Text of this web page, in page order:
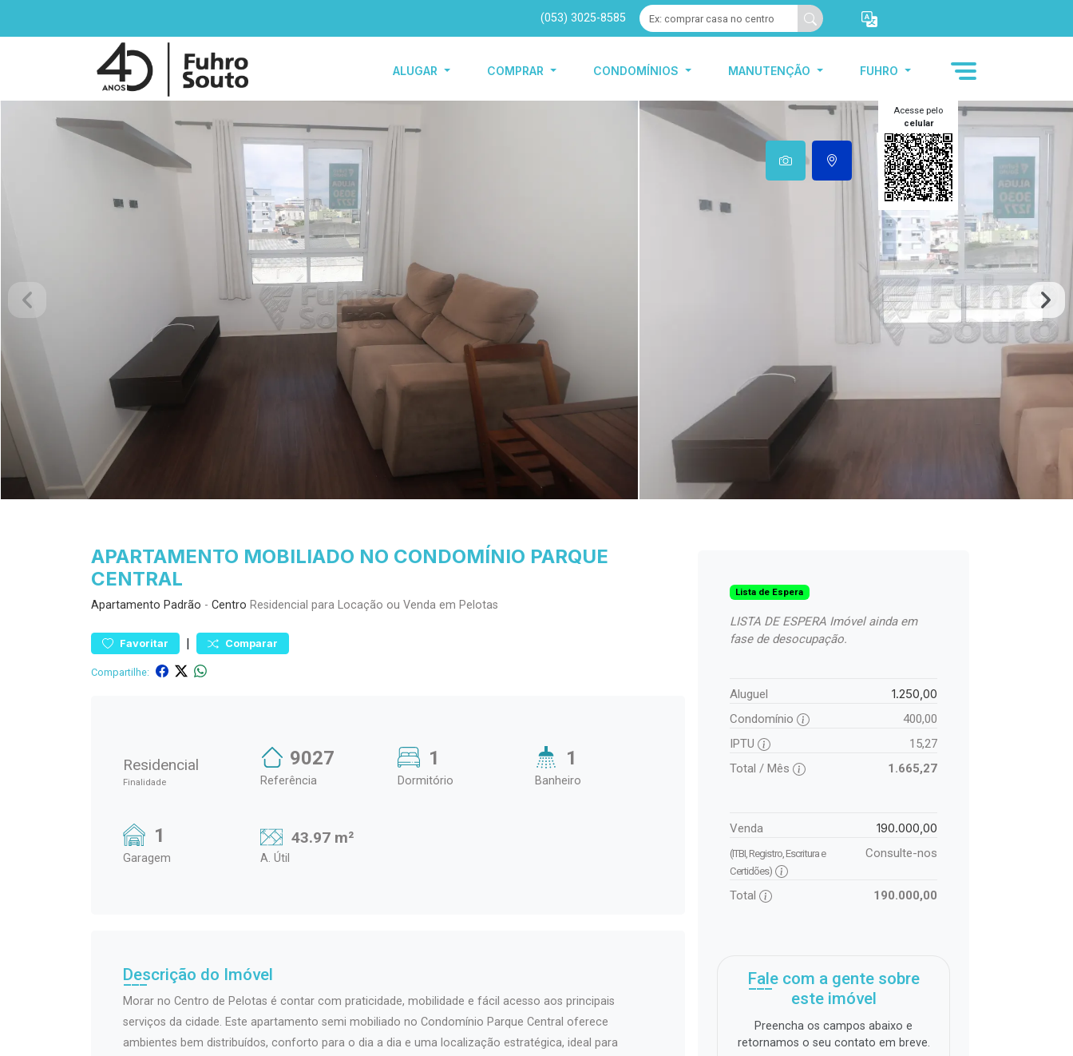
(053) 3025-8585
ALUGAR COMPRAR CONDOMÍNIOS MANUTENÇÃO FUHRO
Acesse pelo
celular
APARTAMENTO MOBILIADO NO CONDOMÍNIO PARQUE
CENTRAL
Apartamento Padrão - Centro Residencial para Locação ou Venda em Pelotas
Favoritar | Comparar
Compartilhe:
Residencial
Finalidade
9027
Referência
1
Dormitório
1
Banheiro
1
Garagem
43.97 m²
A. Útil
Descrição do Imóvel
Morar no Centro de Pelotas é contar com praticidade, mobilidade e fácil acesso aos principais
serviços da cidade. Este apartamento semi mobiliado no Condomínio Parque Central oferece
ambientes bem distribuídos, conforto para o dia a dia e uma localização estratégica, ideal para
Lista de Espera
LISTA DE ESPERA Imóvel ainda em
fase de desocupação.
Aluguel 1.250,00
Condomínio
400,00
IPTU
15,27
Total / Mês
1.665,27
Venda 190.000,00
(ITBI, Registro, Escritura e
Certidões)
Consulte-nos
Total 190.000,00
Fale com a gente sobre
este imóvel
Preencha os campos abaixo e
retornamos o seu contato em breve.